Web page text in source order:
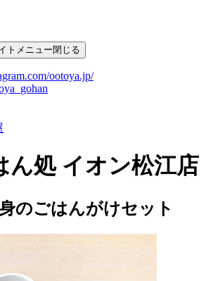
トメニュー閉じる
ootoya.jp/
ん処 イオン松江店
のごはんがけセット